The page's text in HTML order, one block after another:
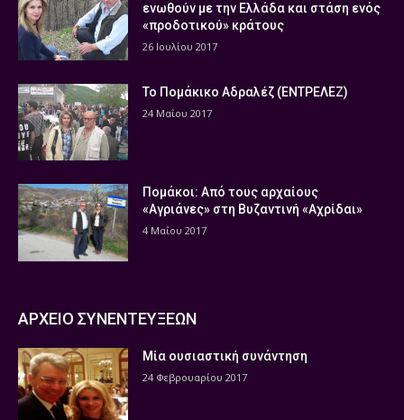
ενωθούν με την Ελλάδα και στάση ενός
«προδοτικού» κράτους
26 Ιουλίου 2017
Το Πομάκικο Αδραλέζ (ΕΝΤΡΕΛΕΖ)
24 Μαΐου 2017
Πομάκοι: Από τους αρχαίους
«Αγριάνες» στη Βυζαντινή «Αχρίδαι»
4 Μαΐου 2017
ΑΡΧΕΙΟ ΣΥΝΕΝΤΕΥΞΕΩΝ
Μία ουσιαστική συνάντηση
24 Φεβρουαρίου 2017